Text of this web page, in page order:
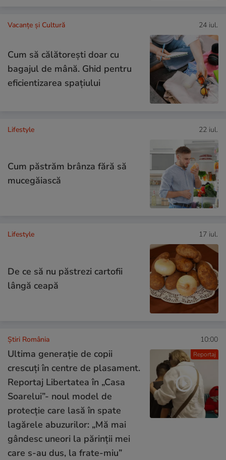
Vacanțe și Cultură 24 iul.
Cum să călătoreşti doar cu
bagajul de mână. Ghid pentru
eficientizarea spaţiului
Lifestyle 22 iul.
Cum păstrăm brânza fără să
mucegăiască
Lifestyle 17 iul.
De ce să nu păstrezi cartofii
lângă ceapă
Reportaj
Știri România 10:00
Ultima generație de copii
crescuți în centre de plasament.
Reportaj Libertatea în „Casa
Soarelui”- noul model de
protecție care lasă în spate
lagărele abuzurilor: „Mă mai
gândesc uneori la părinții mei
care s-au dus, la frate-miu”